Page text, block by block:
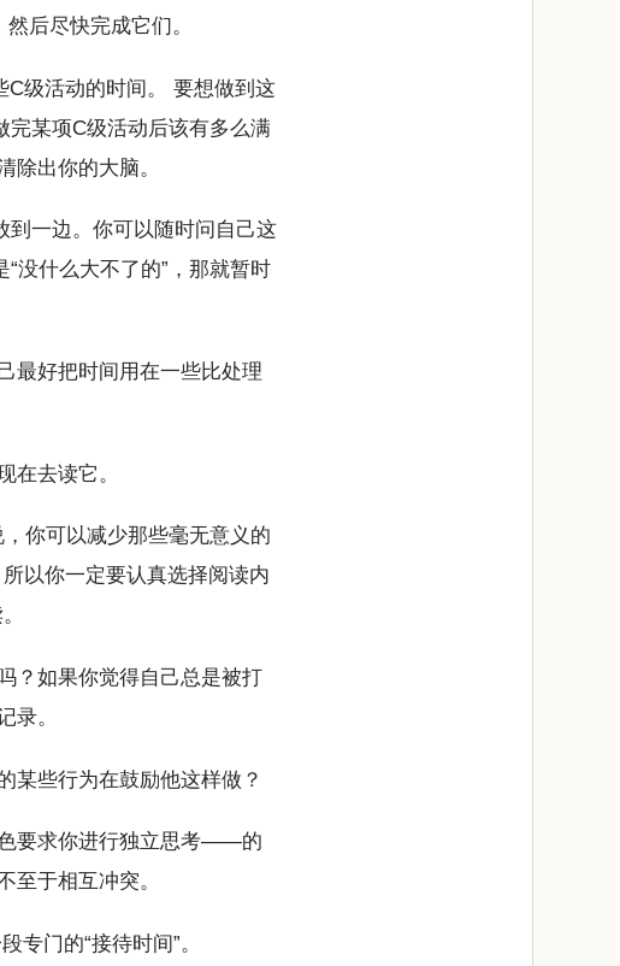
后尽快完成它们。
级活动的时间。 要想做到这
完某项C级活动后该有多么满
除出你的大脑。
到一边。你可以随时问自己这
没什么大不了的”，那就暂时
最好把时间用在一些比处理
在去读它。
你可以减少那些毫无意义的
以你一定要认真选择阅读内
？如果你觉得自己总是被打
录。
某些行为在鼓励他这样做？
要求你进行独立思考——的
至于相互冲突。
门的“接待时间”。